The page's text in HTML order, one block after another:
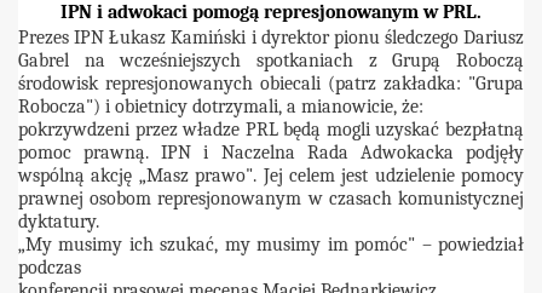
IPN i adwokaci pomogą represjonowanym w PRL.
Prezes IPN Łukasz Kamiński i dyrektor pionu śledczego Dariusz
Gabrel na wcześniejszych spotkaniach z Grupą Roboczą
środowisk represjonowanych obiecali (patrz zakładka: "Grupa
Robocza") i obietnicy dotrzymali, a mianowicie, że:
pokrzywdzeni przez władze PRL będą mogli uzyskać bezpłatną
pomoc prawną. IPN i Naczelna Rada Adwokacka podjęły
wspólną akcję „Masz prawo". Jej celem jest udzielenie pomocy
prawnej osobom represjonowanym w czasach komunistycznej
dyktatury.
„My musimy ich szukać, my musimy im pomóc" – powiedział
podczas